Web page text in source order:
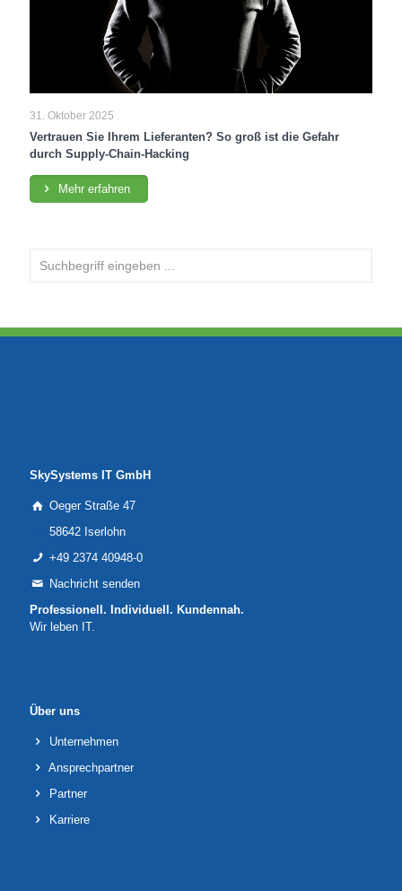
31. Oktober 2025
Vertrauen Sie Ihrem Lieferanten? So groß ist die Gefahr
durch Supply-Chain-Hacking
Mehr erfahren
SkySystems IT GmbH
Oeger Straße 47
58642 Iserlohn
+49 2374 40948-0
Nachricht senden
Professionell. Individuell. Kundennah.
Wir leben IT.
Über uns
Unternehmen
Ansprechpartner
Partner
Karriere